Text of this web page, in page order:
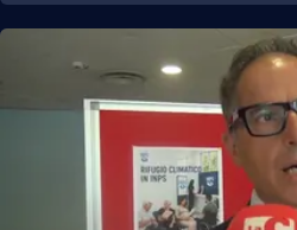
Venti di comunicazione
STREAMING
LaC TV